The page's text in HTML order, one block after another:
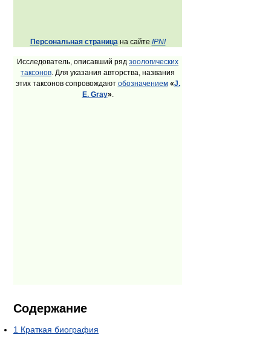
Персональная страницана сайте IPNI
Исследователь, описавший ряд зоологических
таксонов. Для указания авторства, названия
этих таксонов сопровождают обозначением «J.
E. Gray».
Содержание
1 Краткая биография